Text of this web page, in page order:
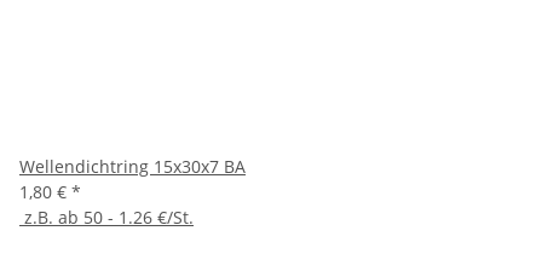
Wellendichtring 15x30x7 BA
1,80 € *
z.B. ab 50 - 1.26 €/St.